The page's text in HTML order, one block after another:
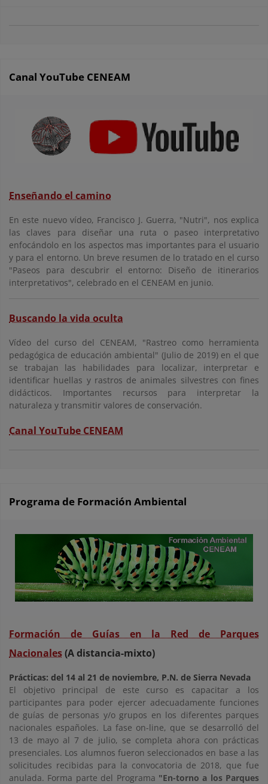
Canal YouTube CENEAM
Enseñando el camino
En este nuevo vídeo, Francisco J. Guerra, "Nutri", nos explica
las claves para diseñar una ruta o paseo interpretativo
enfocándolo en los aspectos mas importantes para el usuario
y para el entorno. Un breve resumen de lo tratado en el curso
"Paseos para descubrir el entorno: Diseño de itinerarios
interpretativos", celebrado en el CENEAM en junio.
Buscando la vida oculta
Vídeo del curso del CENEAM, "Rastreo como herramienta
pedagógica de educación ambiental" (Julio de 2019) en el que
se trabajan las habilidades para localizar, interpretar e
identificar huellas y rastros de animales silvestres con fines
didácticos. Importantes recursos para interpretar la
naturaleza y transmitir valores de conservación.
Canal YouTube CENEAM
Programa de Formación Ambiental
Formación de Guías en la Red de Parques
Nacionales(A distancia-mixto)
Prácticas: del 14 al 21 de noviembre, P.N. de Sierra Nevada
El objetivo principal de este curso es capacitar a los
participantes para poder ejercer adecuadamente funciones
de guías de personas y/o grupos en los diferentes parques
nacionales españoles. La fase on-line, que se desarrolló del
13 de mayo al 7 de julio, se completa ahora con prácticas
presenciales. Los alumnos fueron seleccionados en base a las
solicitudes recibidas para la convocatoria de 2018, que fue
anulada. Forma parte del Programa "En-torno a los Parques